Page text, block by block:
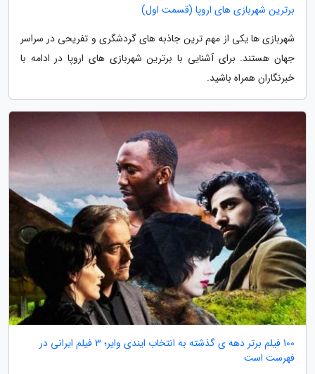
برترین شهربازی های اروپا (قسمت اول)
شهربازی ها یکی از مهم ترین جاذبه های گردشگری و تفریحی در سراسر
جهان هستند. برای آشنایی با برترین شهربازی های اروپا در ادامه با
خبرنگاران همراه باشید.
100 فیلم برتر دهه ی گذشته به انتخاب ایندی وایر؛ 3 فیلم ایرانی در
فهرست است